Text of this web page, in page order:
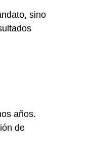
sino
años.
de